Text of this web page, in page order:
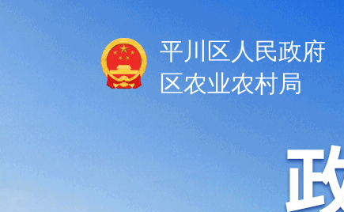
平川区人民政府
区农业农村局